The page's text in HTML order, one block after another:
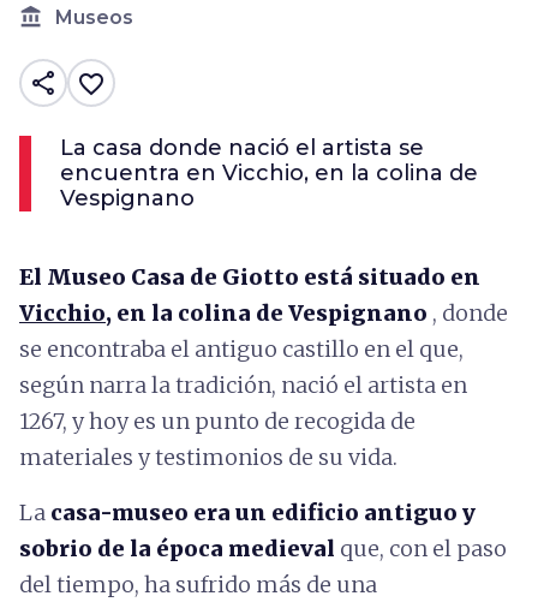
account_balance Museos
share favorite_border
La casa donde nació el artista se
encuentra en Vicchio, en la colina de
Vespignano
El Museo Casa de Giotto está situado en
Vicchio, en la colina de Vespignano , donde
se encontraba el antiguo castillo en el que,
según narra la tradición, nació el artista en
1267, y hoy es un punto de recogida de
materiales y testimonios de su vida.
La casa-museo era un edificio antiguo y
sobrio de la época medieval que, con el paso
del tiempo, ha sufrido más de una